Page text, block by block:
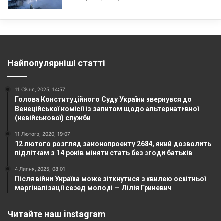
Найпопулярніші статті
11 Січня, 2025, 14:57
Голова Конституційного Суду України звернувся до
Венеційської комісії із запитом щодо альтернативної
(невійськової) служби
11 Лютого, 2020, 19:07
12 лютого розгляд законопроекту 2684, який дозволить
підліткам з 14 років міняти стать без згоди батьків
4 Липня, 2025, 08:01
Після війни Україна може зіткнутися з хвилею освітньої
маргіналізації серед молоді — Лілія Гриневич
Читайте наш instagram